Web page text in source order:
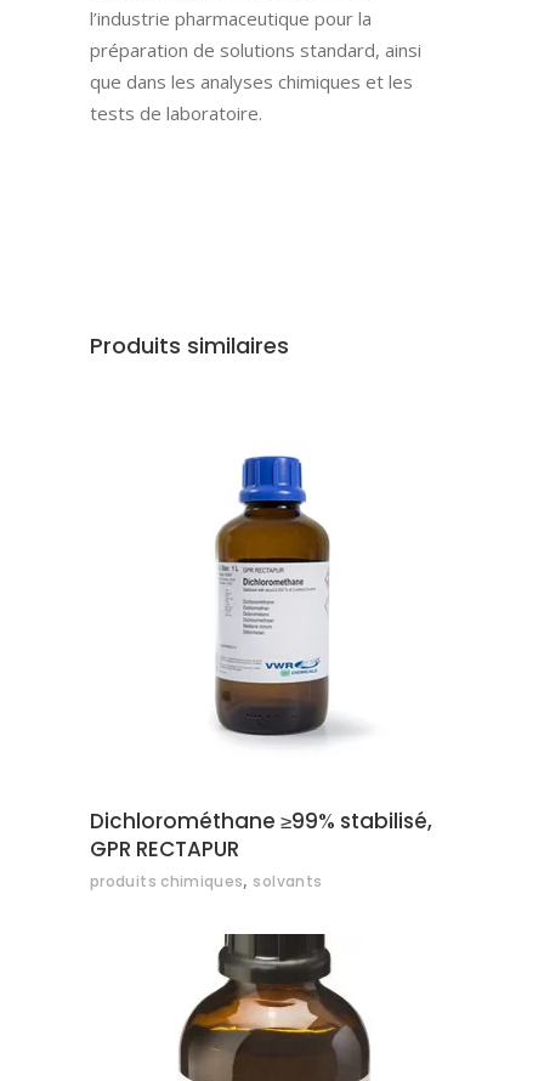
l’industrie pharmaceutique pour la
préparation de solutions standard, ainsi
que dans les analyses chimiques et les
tests de laboratoire.
Produits similaires
AJOUTER AU DEVIS
Dichlorométhane ≥99% stabilisé,
GPR RECTAPUR
produits chimiques, solvants